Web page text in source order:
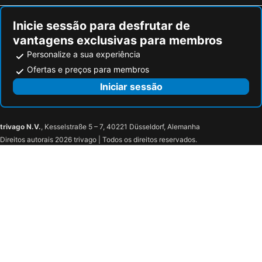
Inicie sessão para desfrutar de
vantagens exclusivas para membros
Personalize a sua experiência
Ofertas e preços para membros
Iniciar sessão
trivago N.V., Kesselstraße 5 – 7, 40221 Düsseldorf, Alemanha
Direitos autorais 2026 trivago | Todos os direitos reservados.